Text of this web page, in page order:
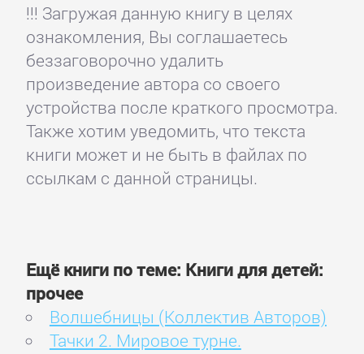
!!! Загружая данную книгу в целях
ознакомления, Вы соглашаетесь
беззаговорочно удалить
произведение автора со своего
устройства после краткого просмотра.
Также хотим уведомить, что текста
книги может и не быть в файлах по
ссылкам с данной страницы.
Ещё книги по теме: Книги для детей:
прочее
Волшебницы (Коллектив Авторов)
Тачки 2. Мировое турне.